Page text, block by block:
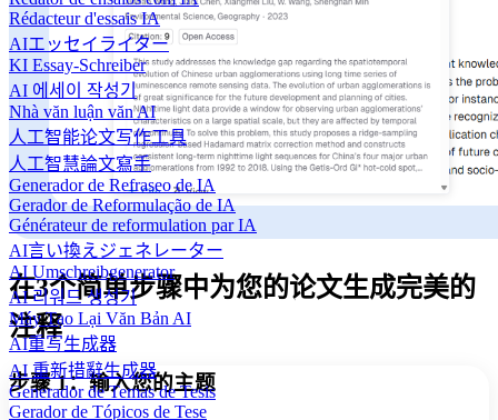
Rédacteur d'essais IA
AIエッセイライター
KI Essay-Schreiber
AI 에세이 작성기
Nhà văn luận văn AI
人工智能论文写作工具
人工智慧論文寫手
Generador de Refraseo de IA
Gerador de Reformulação de IA
Générateur de reformulation par IA
AI言い換えジェネレーター
AI Umschreibgenerator
AI 리워드 생성기
Máy Tạo Lại Văn Bản AI
AI重写生成器
AI 重新措辭生成器
Generador de Temas de Tesis
Gerador de Tópicos de Tese
在3个简单步骤中为您的论文生成完美的
注释
步骤 1：输入您的主题